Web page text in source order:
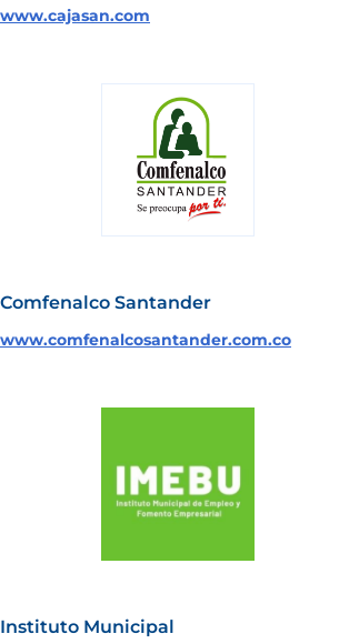
www.cajasan.com
Comfenalco Santander
www.comfenalcosantander.com.co
Instituto Municipal